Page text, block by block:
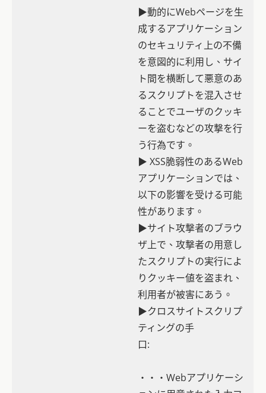
▶動的にWebページを生
成するアプリケーション
のセキュリティ上の不備
を意図的に利用し、サイ
ト間を横断して悪意のあ
るスクリプトを混入させ
ることでユーザのクッキ
ーを盗むなどの攻撃を行
う行為です。
▶ XSS脆弱性のあるWeb
アプリケーションでは、
以下の影響を受ける可能
性があります。
▶サイト攻撃者のブラウ
ザ上で、攻撃者の用意し
たスクリプトの実行によ
りクッキー値を盗まれ、
利用者が被害にあう。
▶クロスサイトスクリプ
ティングの手
口:
・・・Webアプリケーシ